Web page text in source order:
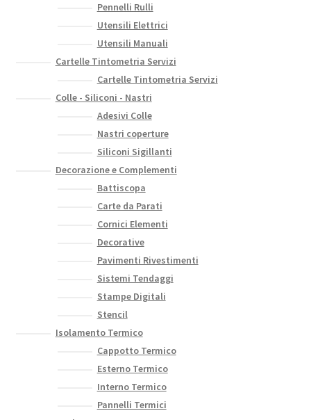
Pennelli Rulli
Utensili Elettrici
Utensili Manuali
Cartelle Tintometria Servizi
Cartelle Tintometria Servizi
Colle - Siliconi - Nastri
Adesivi Colle
Nastri coperture
Siliconi Sigillanti
Decorazione e Complementi
Battiscopa
Carte da Parati
Cornici Elementi
Decorative
Pavimenti Rivestimenti
Sistemi Tendaggi
Stampe Digitali
Stencil
Isolamento Termico
Cappotto Termico
Esterno Termico
Interno Termico
Pannelli Termici